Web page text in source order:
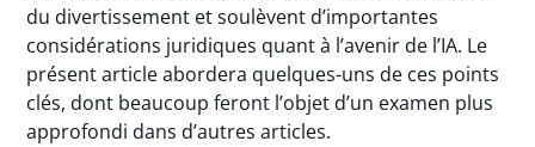
du divertissement et soulèvent d’importantes
considérations juridiques quant à l’avenir de l’IA. Le
présent article abordera quelques-uns de ces points
clés, dont beaucoup feront l’objet d’un examen plus
approfondi dans d’autres articles.